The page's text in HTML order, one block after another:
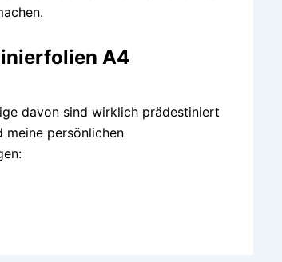
A4
davon sind wirklich prädestiniert
meine persönlichen